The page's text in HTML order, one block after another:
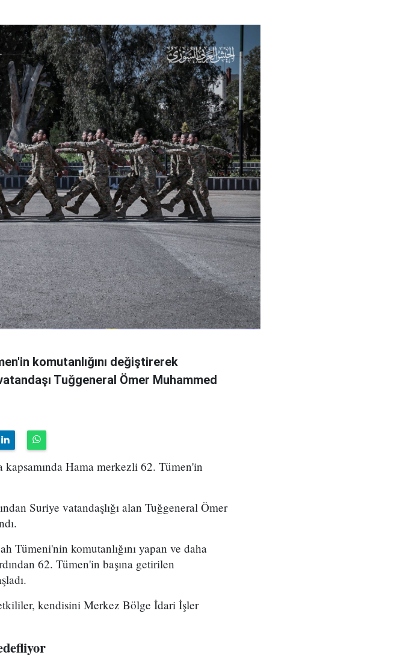
komutanlığını değiştirerek
Tuğgeneral Ömer Muhammed
Hama merkezli 62. Tümen'in
Suriye vatandaşlığı alan Tuğgeneral Ömer
Tümeni'nin komutanlığını yapan ve daha
62. Tümen'in başına getirilen
kendisini Merkez Bölge İdari İşler